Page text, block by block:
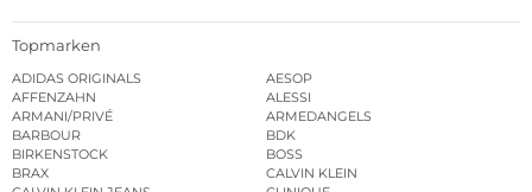
Topmarken
ADIDAS ORIGINALS
AESOP
AFFENZAHN
ALESSI
ARMANI/PRIVÉ
ARMEDANGELS
BARBOUR
BDK
BIRKENSTOCK
BOSS
BRAX
CALVIN KLEIN